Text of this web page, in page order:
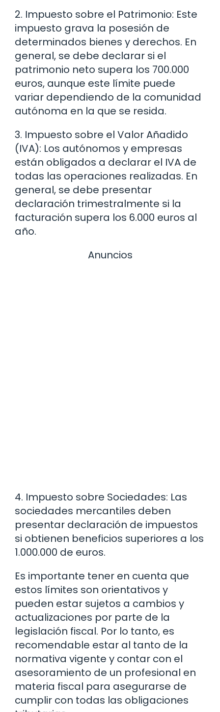
2. Impuesto sobre el Patrimonio: Este
impuesto grava la posesión de
determinados bienes y derechos. En
general, se debe declarar si el
patrimonio neto supera los 700.000
euros, aunque este límite puede
variar dependiendo de la comunidad
autónoma en la que se resida.
3. Impuesto sobre el Valor Añadido
(IVA): Los autónomos y empresas
están obligados a declarar el IVA de
todas las operaciones realizadas. En
general, se debe presentar
declaración trimestralmente si la
facturación supera los 6.000 euros al
año.
Anuncios
4. Impuesto sobre Sociedades: Las
sociedades mercantiles deben
presentar declaración de impuestos
si obtienen beneficios superiores a los
1.000.000 de euros.
Es importante tener en cuenta que
estos límites son orientativos y
pueden estar sujetos a cambios y
actualizaciones por parte de la
legislación fiscal. Por lo tanto, es
recomendable estar al tanto de la
normativa vigente y contar con el
asesoramiento de un profesional en
materia fiscal para asegurarse de
cumplir con todas las obligaciones